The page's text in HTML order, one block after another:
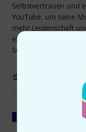
Selbstvertrauen und
YouTube, um seine
mehr Leidenschaft
einem Flügelhorn
Schagerl bleiben,
Original zeigen